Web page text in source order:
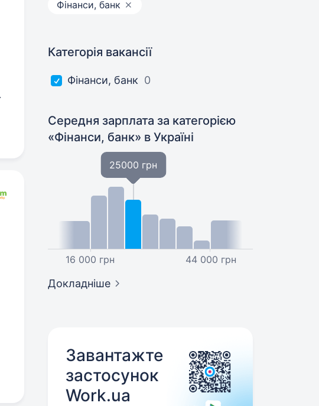
Фінанси, банк
Категорія вакансії
Фінанси, банк 0
Середня зарплата за категорією
«Фінанси, банк» в Україні
16 000 грн
25000 грн
44 000 грн
Докладніше
Завантажте
застосунок
Work.ua